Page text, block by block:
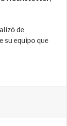
de
su equipo que